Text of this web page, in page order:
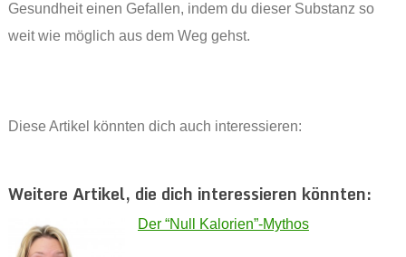
Gesundheit einen Gefallen, indem du dieser Substanz so
weit wie möglich aus dem Weg gehst.
Diese Artikel könnten dich auch interessieren:
Weitere Artikel, die dich interessieren könnten:
Der “Null Kalorien”-Mythos